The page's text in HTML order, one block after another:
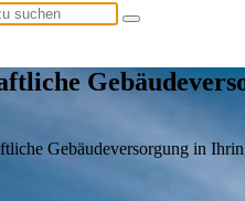
Gebäudeversorgung in